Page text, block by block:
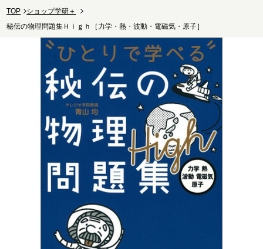
TOP
ショップ学研＋
秘伝の物理問題集Ｈｉｇｈ［力学・熱・波動・電磁気・原子］